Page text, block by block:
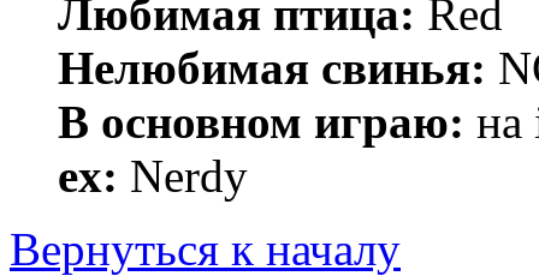
Любимая птица: Red
Нелюбимая свинья:
В основном играю: на
ex: Nerdy
Вернуться к началу